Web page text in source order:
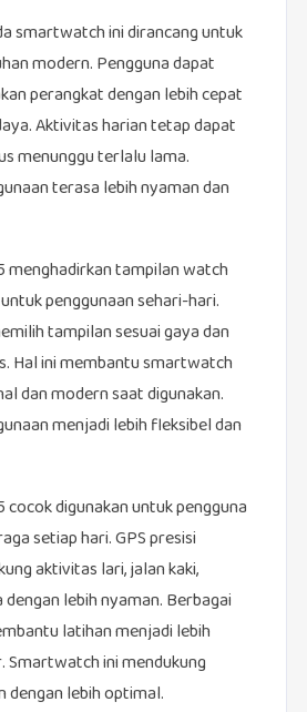
smartwatch ini dirancang untuk
modern. Pengguna dapat
perangkat dengan lebih cepat
Aktivitas harian tetap dapat
menunggu terlalu lama.
terasa lebih nyaman dan
menghadirkan tampilan watch
penggunaan sehari-hari.
tampilan sesuai gaya dan
Hal ini membantu smartwatch
dan modern saat digunakan.
menjadi lebih fleksibel dan
digunakan untuk pengguna
setiap hari. GPS presisi
aktivitas lari, jalan kaki,
lebih nyaman. Berbagai
latihan menjadi lebih
Smartwatch ini mendukung
dengan lebih optimal.